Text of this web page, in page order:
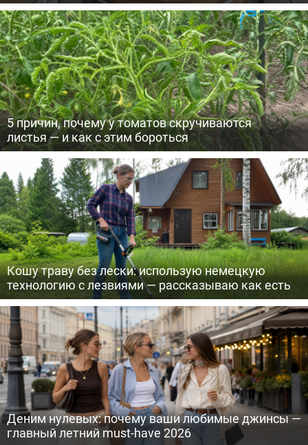
5 причин, почему у томатов скручиваются
листья — и как с этим бороться
Кошу траву без лески: использую немецкую
технологию с лезвиями — рассказываю как есть
Деним нулевых: почему ваши любимые джинсы —
главный летний must-have 2026